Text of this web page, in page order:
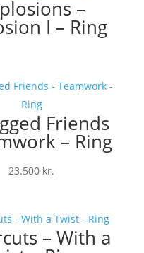
–
I – Ring
Friends
– Ring
23.500 kr.
– With a